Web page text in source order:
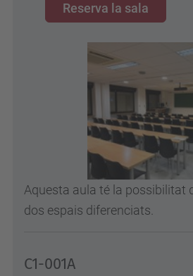
Reserva la sala
Aquesta aula té la possibilitat
dos espais diferenciats.
C1-001A